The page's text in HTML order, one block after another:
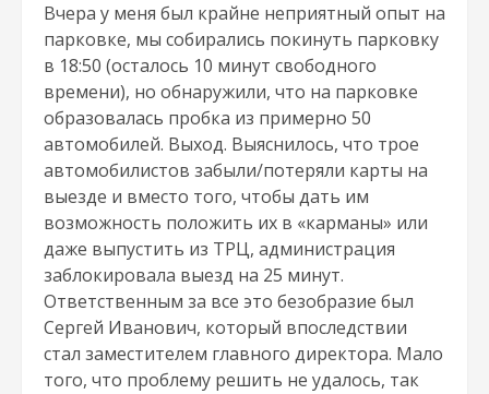
Вчера у меня был крайне неприятный опыт на
парковке, мы собирались покинуть парковку
в 18:50 (осталось 10 минут свободного
времени), но обнаружили, что на парковке
образовалась пробка из примерно 50
автомобилей. Выход. Выяснилось, что трое
автомобилистов забыли/потеряли карты на
выезде и вместо того, чтобы дать им
возможность положить их в «карманы» или
даже выпустить из ТРЦ, администрация
заблокировала выезд на 25 минут.
Ответственным за все это безобразие был
Сергей Иванович, который впоследствии
стал заместителем главного директора. Мало
того, что проблему решить не удалось, так